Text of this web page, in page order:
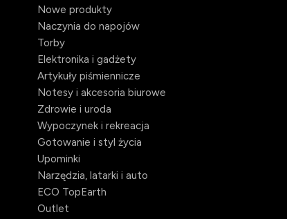
Nowe produkty
Naczynia do napojów
Torby
Elektronika i gadżety
Artykuły piśmiennicze
Notesy i akcesoria biurowe
Zdrowie i uroda
Wypoczynek i rekreacja
Gotowanie i styl życia
Upominki
Narzędzia, latarki i auto
ECO TopEarth
Outlet